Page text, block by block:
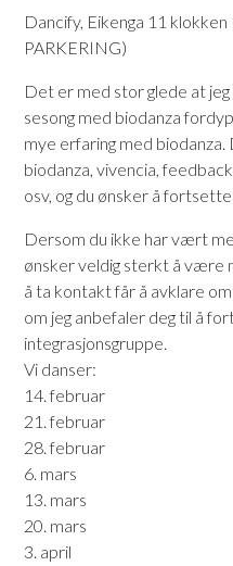
Dancify, Eikenga 11
PARKERING)
Det er med stor glede at
sesong med biodanza
mye erfaring med
biodanza, vivencia,
osv, og du ønsker å
Dersom du ikke har vært
ønsker veldig sterkt å være
å ta kontakt får å avklare
om jeg anbefaler deg til å
integrasjonsgruppe.
Vi danser:
14. februar
21. februar
28. februar
6. mars
13. mars
20. mars
3. april